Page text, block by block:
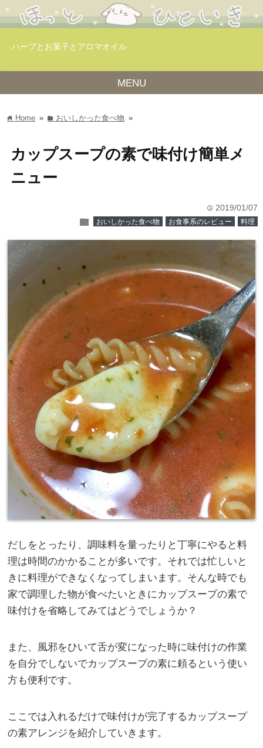
ハーブとお菓子とアロマオイル
MENU
home Home » folder おいしかった食べ物 »
カップスープの素で味付け簡単メ
ニュー
time 2019/01/07
folder おいしかった食べ物 お食事系のレビュー 料理
だしをとったり、調味料を量ったりと丁寧にやると料
理は時間のかかることが多いです。それでは忙しいと
きに料理ができなくなってしまいます。そんな時でも
家で調理した物が食べたいときにカップスープの素で
味付けを省略してみてはどうでしょうか？
また、風邪をひいて舌が変になった時に味付けの作業
を自分でしないでカップスープの素に頼るという使い
方も便利です。
ここでは入れるだけで味付けが完了するカップスープ
の素アレンジを紹介していきます。